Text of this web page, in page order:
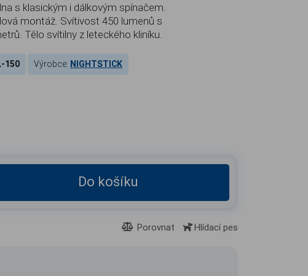
s klasickým i dálkovým spínačem.
montáž. Svítivost 450 lumenů s
Tělo svítilny z leteckého kliníku.
150 Výrobce: NIGHTSTICK
Do košíku
Porovnat Hlídací pes